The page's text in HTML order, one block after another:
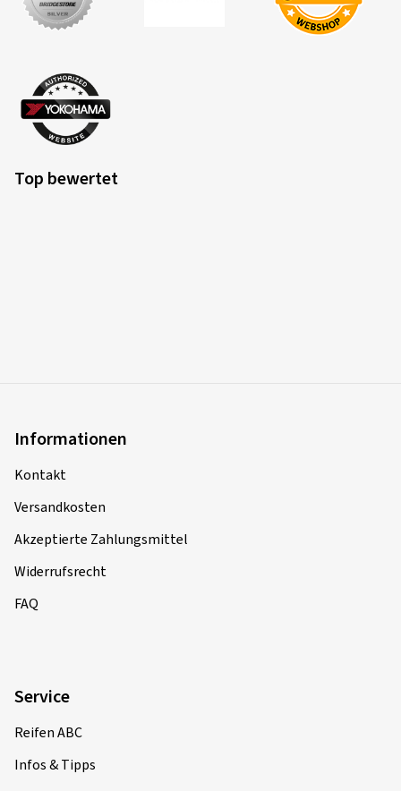
Top bewertet
Informationen
Kontakt
Versandkosten
Akzeptierte Zahlungsmittel
Widerrufsrecht
FAQ
Service
Reifen ABC
Infos & Tipps